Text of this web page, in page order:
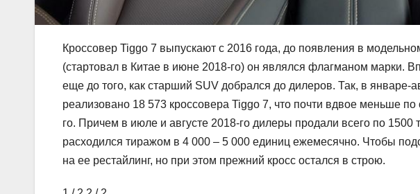
Кроссовер Tiggo 7 выпускают с 2016 года, до появления в
(стартовал в Китае в июне 2018-го) он являлся флагманом марки.
еще до того, как старший SUV добрался до дилеров. Так, в январе-
реализовано 18 573 кроссовера Tiggo 7, что почти вдвое меньше
го. Причем в июле и августе 2018-го дилеры продали всего по
расходился тиражом в 4 000 – 5 000 единиц ежемесячно. Чтобы
на ее рестайлинг, но при этом прежний кросс остался в строю.